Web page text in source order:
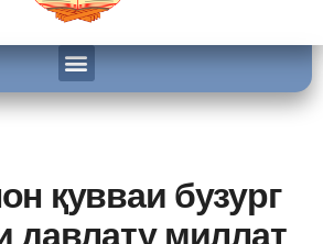
қувваи бузург
давлату миллат